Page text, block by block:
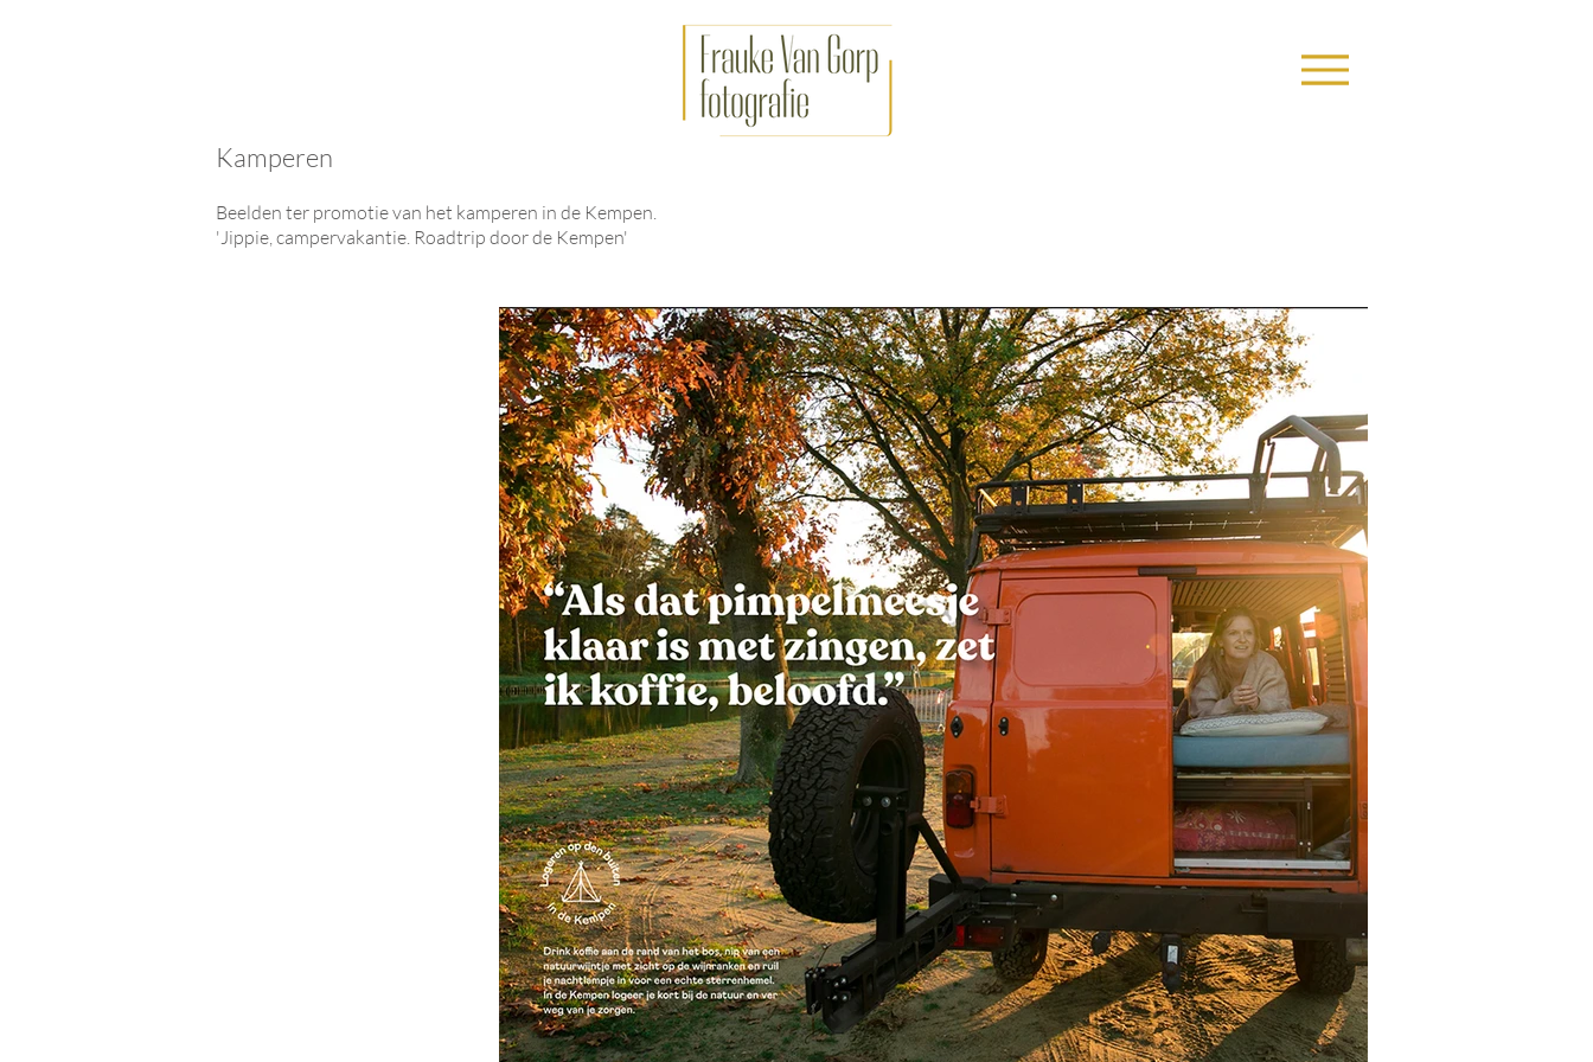
Kamperen
Beelden ter promotie van het kamperen in de Kempen.
'Jippie, campervakantie. Roadtrip door de Kempen'